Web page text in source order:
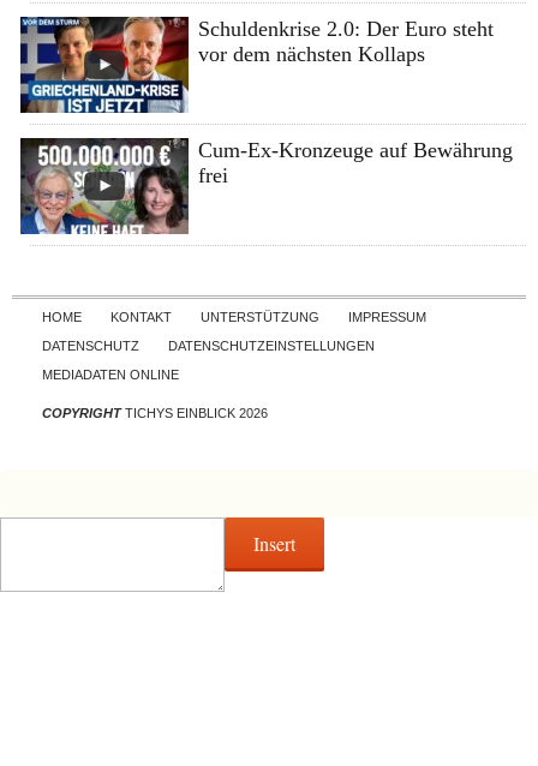
Schuldenkrise 2.0: Der Euro steht
vor dem nächsten Kollaps
Cum-Ex-Kronzeuge auf Bewährung
frei
Skip to content
HOME KONTAKT UNTERSTÜTZUNG
IMPRESSUM
DATENSCHUTZ
DATENSCHUTZEINSTELLUNGEN
MEDIADATEN ONLINE
COPYRIGHTTICHYS EINBLICK 2026
Insert